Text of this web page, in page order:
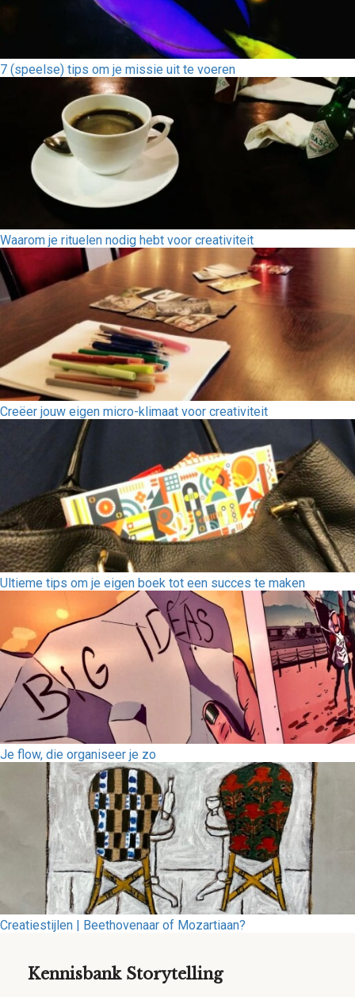
7 (speelse) tips om je missie uit te voeren
Waarom je rituelen nodig hebt voor creativiteit
Creëer jouw eigen micro-klimaat voor creativiteit
Ultieme tips om je eigen boek tot een succes te maken
Je flow, die organiseer je zo
Creatiestijlen | Beethovenaar of Mozartiaan?
Kennisbank Storytelling